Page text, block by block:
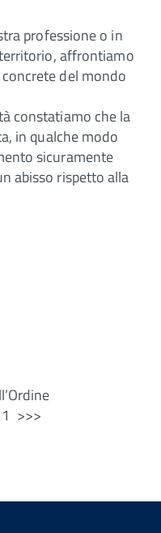
professione o in
affrontiamo
del mondo
constatiamo che la
in qualche modo
sicuramente
abisso rispetto alla
>>>